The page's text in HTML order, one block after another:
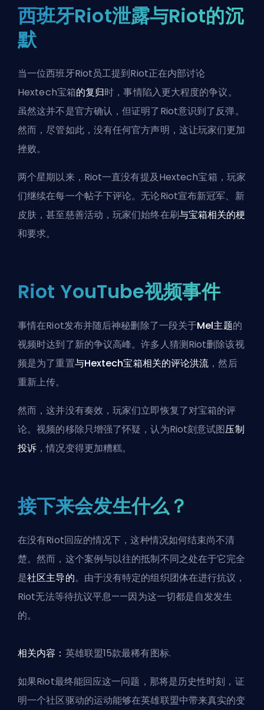
西班牙Riot泄露与Riot的沉
默
当一位西班牙Riot员工提到Riot正在内部讨论
Hextech宝箱的复归时，事情陷入更大程度的争议。
虽然这并不是官方确认，但证明了Riot意识到了反弹。
然而，尽管如此，没有任何官方声明，这让玩家们更加
挫败。
两个星期以来，Riot一直没有提及Hextech宝箱，玩家
们继续在每一个帖子下评论。无论Riot宣布新冠军、新
皮肤，甚至慈善活动，玩家们始终在刷与宝箱相关的梗
和要求。
Riot YouTube视频事件
事情在Riot发布并随后神秘删除了一段关于Mel主题的
视频时达到了新的争议高峰。许多人猜测Riot删除该视
频是为了重置与Hextech宝箱相关的评论洪流 ，然后
重新上传。
然而，这并没有奏效，玩家们立即恢复了对宝箱的评
论。视频的移除只增强了怀疑，认为Riot刻意试图压制
投诉 ，情况变得更加糟糕。
接下来会发生什么？
在没有Riot回应的情况下，这种情况如何结束尚不清
楚。然而，这个案例与以往的抵制不同之处在于它完全
是社区主导的。由于没有特定的组织团体在进行抗议，
Riot无法等待抗议平息——因为这一切都是自发发生
的。
相关内容： 英雄联盟15款最稀有图标.
如果Riot最终能回应这一问题，那将是历史性时刻，证
明一个社区驱动的运动能够在英雄联盟中带来真实的变